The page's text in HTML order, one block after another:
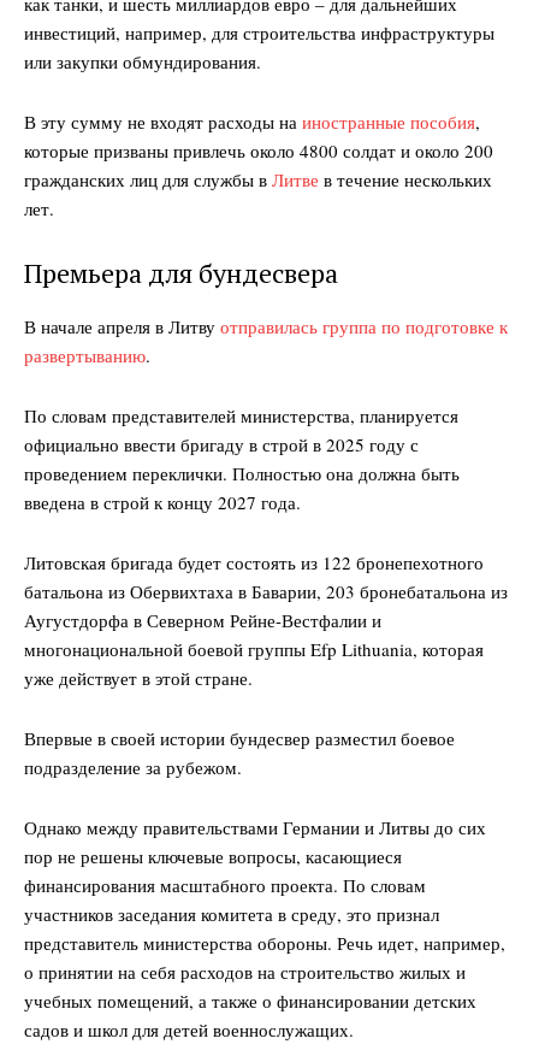
инвестиций, например, для строительства инфраструктуры
или закупки обмундирования.
В эту сумму не входят расходы на иностранные пособия,
которые призваны привлечь около 4800 солдат и около 200
гражданских лиц для службы в Литве в течение нескольких
лет.
Премьера для бундесвера
В начале апреля в Литву отправилась группа по подготовке к
развертыванию.
По словам представителей министерства, планируется
официально ввести бригаду в строй в 2025 году с
проведением переклички. Полностью она должна быть
введена в строй к концу 2027 года.
Литовская бригада будет состоять из 122 бронепехотного
батальона из Обервихтаха в Баварии, 203 бронебатальона из
Аугустдорфа в Северном Рейне-Вестфалии и
многонациональной боевой группы Efp Lithuania, которая
уже действует в этой стране.
Впервые в своей истории бундесвер разместил боевое
подразделение за рубежом.
Однако между правительствами Германии и Литвы до сих
пор не решены ключевые вопросы, касающиеся
финансирования масштабного проекта. По словам
участников заседания комитета в среду, это признал
представитель министерства обороны. Речь идет, например,
о принятии на себя расходов на строительство жилых и
учебных помещений, а также о финансировании детских
садов и школ для детей военнослужащих.